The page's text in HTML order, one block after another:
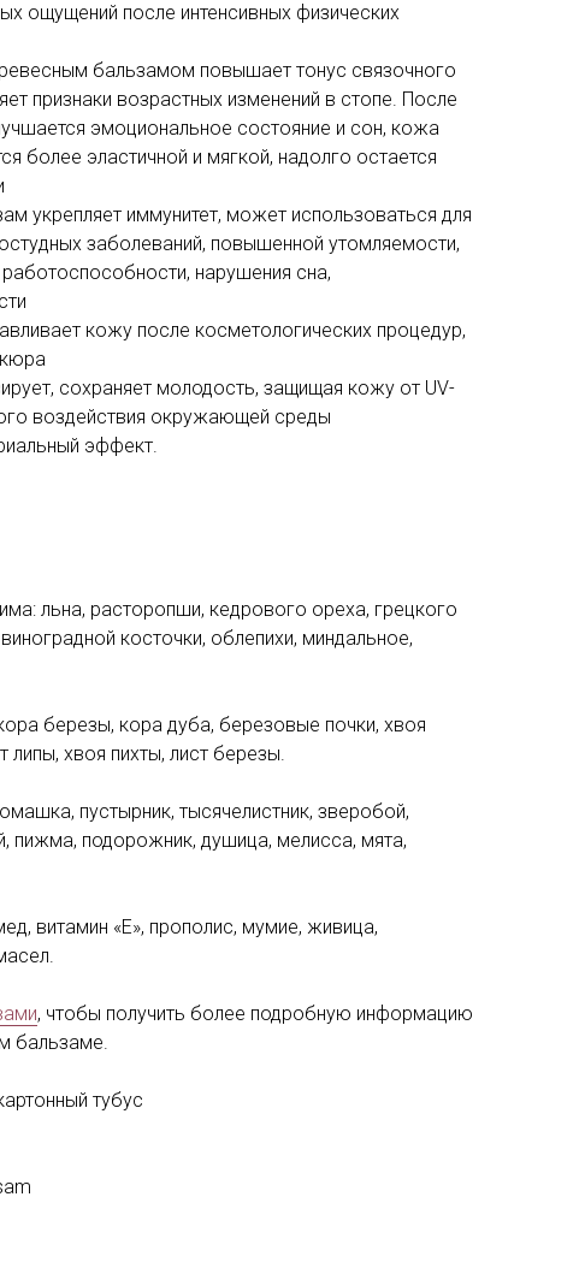
ощущений после интенсивных физических
бальзамом повышает тонус связочного
признаки возрастных изменений в стопе. После
эмоциональное состояние и сон, кожа
более эластичной и мягкой, надолго остается
укрепляет иммунитет, может использоваться для
заболеваний, повышенной утомляемости,
нарушения сна,
кожу после косметологических процедур,
сохраняет молодость, защищая кожу от UV-
воздействия окружающей среды
эффект.
льна, расторопши, кедрового ореха, грецкого
косточки, облепихи, миндальное,
березы, кора дуба, березовые почки, хвоя
липы, хвоя пихты, лист березы.
пустырник, тысячелистник, зверобой,
пижма, подорожник, душица, мелисса, мята,
витамин «Е», прополис, мумие, живица,
, чтобы получить более подробную информацию
бальзаме.
тубус